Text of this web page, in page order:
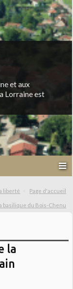
et aux
Lorraine est
liberté Page d'accueil
basilique du Bois-Chenu
la